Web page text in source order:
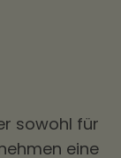
sowohl für
eine